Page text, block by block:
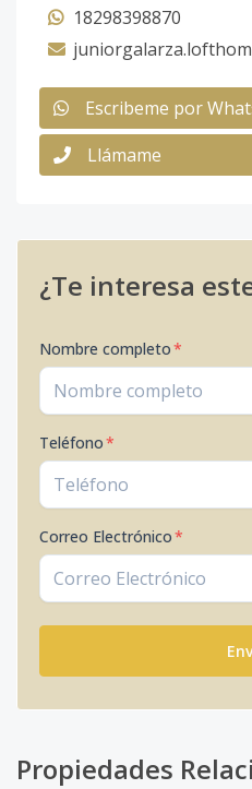
18298398870
Escribeme por
Llámame
¿Te interesa
Nombre completo*
Teléfono*
Correo Electrónico*
Propiedades